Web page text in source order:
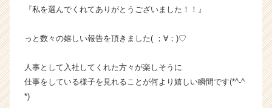
く
活
イ
ト
『私を選んでくれてありがとうございました！！』
っと数々の嬉しい報告を頂きました( ；∀；)♡
人事として入社してくれた方々が楽しそうに
仕事をしている様子を見れることが何より嬉しい瞬間です(*^-^
*)